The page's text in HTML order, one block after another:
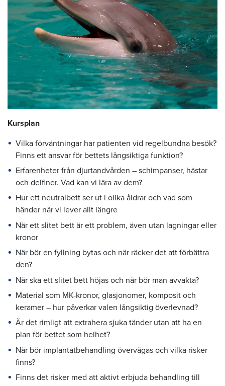
Kursplan
Vilka förväntningar har patienten vid regelbundna besök?
Finns ett ansvar för bettets långsiktiga funktion?
Erfarenheter från djurtandvården – schimpanser, hästar
och delfiner. Vad kan vi lära av dem?
Hur ett neutralbett ser ut i olika åldrar och vad som
händer när vi lever allt längre
När ett slitet bett är ett problem, även utan lagningar eller
kronor
När bör en fyllning bytas och när räcker det att förbättra
den?
När ska ett slitet bett höjas och när bör man avvakta?
Material som MK-kronor, glasjonomer, komposit och
keramer – hur påverkar valen långsiktig överlevnad?
Är det rimligt att extrahera sjuka tänder utan att ha en
plan för bettet som helhet?
När bör implantatbehandling övervägas och vilka risker
finns?
Finns det risker med att aktivt erbjuda behandling till